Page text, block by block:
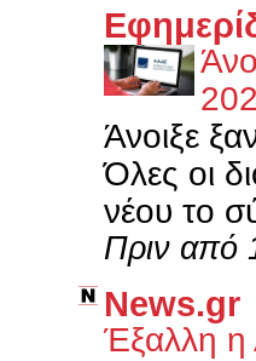
Άνοιξε
Όλες οι
νέου το
Πριν από
News.gr
Έξαλλη η